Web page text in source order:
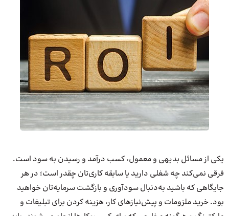
یکی از مسائل بدیهی و معمول، کسب درآمد و رسیدن به سود است.
فرقی نمی‌کند چه شغلی دارید یا سابقه کاری‌تان چقدر است؛ در هر
جایگاهی که باشید به‌دنبال سودآوری و بازگشت سرمایه‌تان خواهید
بود. خرید ملزومات و پیش‌نیازهای کار، هزینه کردن برای تبلیغات و